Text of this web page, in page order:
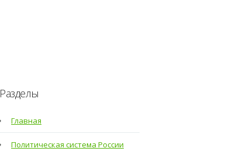
Разделы
Главная
Политическая система России